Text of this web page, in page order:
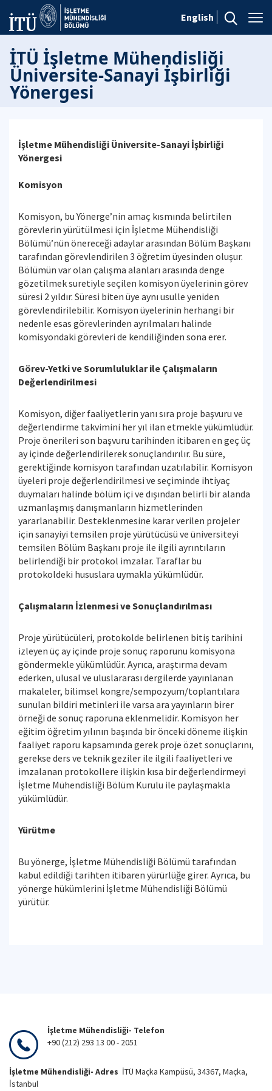
English
İTÜ İşletme Mühendisliği
Üniversite-Sanayi İşbirliği
Yönergesi
İşletme Mühendisliği Üniversite-Sanayi İşbirliği
Yönergesi
Komisyon
Komisyon, bu Yönerge’nin amaç kısmında belirtilen
görevlerin yürütülmesi için İşletme Mühendisliği
Bölümü’nün önereceği adaylar arasından Bölüm Başkanı
tarafından görevlendirilen 3 öğretim üyesinden oluşur.
Bölümün var olan çalışma alanları arasında denge
gözetilmek suretiyle seçilen komisyon üyelerinin görev
süresi 2 yıldır. Süresi biten üye aynı usulle yeniden
görevlendirilebilir. Komisyon üyelerinin herhangi bir
nedenle esas görevlerinden ayrılmaları halinde
komisyondaki görevleri de kendiliğinden sona erer.
Görev-Yetki ve Sorumluluklar ile Çalışmaların
Değerlendirilmesi
Komisyon, diğer faaliyetlerin yanı sıra proje başvuru ve
değerlendirme takvimini her yıl ilan etmekle yükümlüdür.
Proje önerileri son başvuru tarihinden itibaren en geç üç
ay içinde değerlendirilerek sonuçlandırılır. Bu süre,
gerektiğinde komisyon tarafından uzatılabilir. Komisyon
üyeleri proje değerlendirilmesi ve seçiminde ihtiyaç
duymaları halinde bölüm içi ve dışından belirli bir alanda
uzmanlaşmış danışmanların hizmetlerinden
yararlanabilir. Desteklenmesine karar verilen projeler
için sanayiyi temsilen proje yürütücüsü ve üniversiteyi
temsilen Bölüm Başkanı proje ile ilgili ayrıntıların
belirlendiği bir protokol imzalar. Taraflar bu
protokoldeki hususlara uymakla yükümlüdür.
Çalışmaların İzlenmesi ve Sonuçlandırılması
Proje yürütücüleri, protokolde belirlenen bitiş tarihini
izleyen üç ay içinde proje sonuç raporunu komisyona
göndermekle yükümlüdür. Ayrıca, araştırma devam
ederken, ulusal ve uluslararası dergilerde yayınlanan
makaleler, bilimsel kongre/sempozyum/toplantılara
sunulan bildiri metinleri ile varsa ara yayınların birer
örneği de sonuç raporuna eklenmelidir. Komisyon her
eğitim öğretim yılının başında bir önceki döneme ilişkin
faaliyet raporu kapsamında gerek proje özet sonuçlarını,
gerekse ders ve teknik geziler ile ilgili faaliyetleri ve
imzalanan protokollere ilişkin kısa bir değerlendirmeyi
İşletme Mühendisliği Bölüm Kurulu ile paylaşmakla
yükümlüdür.
Yürütme
Bu yönerge, İşletme Mühendisliği Bölümü tarafından
kabul edildiği tarihten itibaren yürürlüğe girer. Ayrıca, bu
yönerge hükümlerini İşletme Mühendisliği Bölümü
yürütür.
İşletme Mühendisliği- Telefon
+90 (212) 293 13 00 - 2051
İşletme Mühendisliği- Adres İTÜ Maçka Kampüsü, 34367, Maçka,
İstanbul